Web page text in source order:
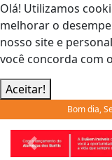
Olá! Utilizamos
melhorar o
nosso site e
você concorda com
Aceitar!
Bom dia,
Previous